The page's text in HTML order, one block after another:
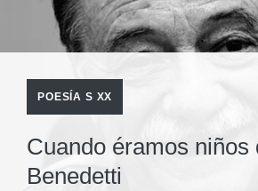
POESÍA S XX
Cuando éramos niños
Benedetti